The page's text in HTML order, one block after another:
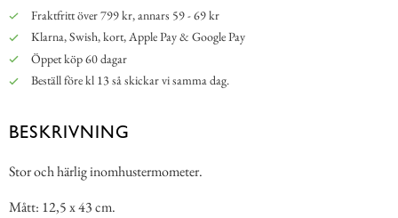
Fraktfritt över 799 kr, annars 59 - 69 kr
Klarna, Swish, kort, Apple Pay & Google Pay
Öppet köp 60 dagar
Beställ före kl 13 så skickar vi samma dag.
BESKRIVNING
Stor och härlig inomhustermometer.
Mått: 12,5 x 43 cm.